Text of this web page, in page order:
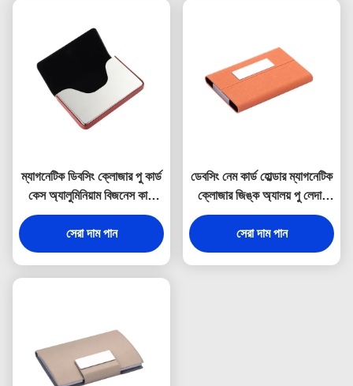
ম্যাগনেটিক ডিবসিং ক্লোজার পু কার্ড
কেস অ্যালুমিনিয়াম বিজনেস কার্ড
হোল্ডার ডিজিটাল প্রিন্টিং
সেরা দাম পান
ডেবসিং নেম কার্ড হোল্ডার ম্যাগনেটিক
ক্লোজার জিঙ্ক অ্যালয় পু লেদার
কার্ড হোল্ডার
সেরা দাম পান